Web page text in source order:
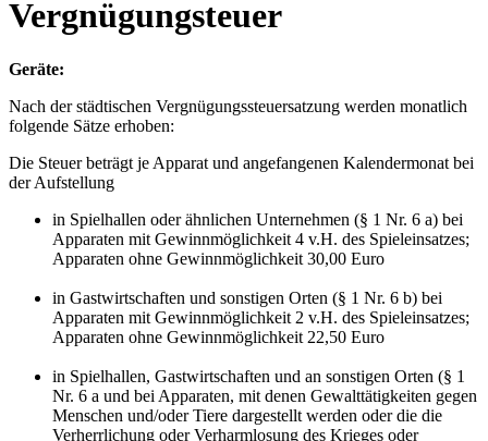
Vergnügungsteuer
Geräte:
Nach der städtischen Vergnügungssteuersatzung werden monatlich
folgende Sätze erhoben:
Die Steuer beträgt je Apparat und angefangenen Kalendermonat bei
der Aufstellung
in Spielhallen oder ähnlichen Unternehmen (§ 1 Nr. 6 a) bei
Apparaten mit Gewinnmöglichkeit 4 v.H. des Spieleinsatzes;
Apparaten ohne Gewinnmöglichkeit 30,00 Euro
in Gastwirtschaften und sonstigen Orten (§ 1 Nr. 6 b) bei
Apparaten mit Gewinnmöglichkeit 2 v.H. des Spieleinsatzes;
Apparaten ohne Gewinnmöglichkeit 22,50 Euro
in Spielhallen, Gastwirtschaften und an sonstigen Orten (§ 1
Nr. 6 a und bei Apparaten, mit denen Gewalttätigkeiten gegen
Menschen und/oder Tiere dargestellt werden oder die die
Verherrlichung oder Verharmlosung des Krieges oder